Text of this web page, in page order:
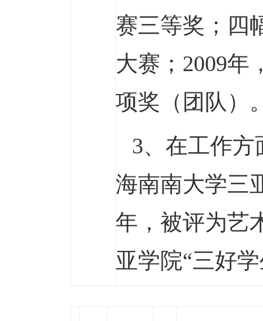
赛三等奖；四
大赛；2009年
项奖（团队）
3、在工作
海南南大学三
年，被评为艺
亚学院“三好